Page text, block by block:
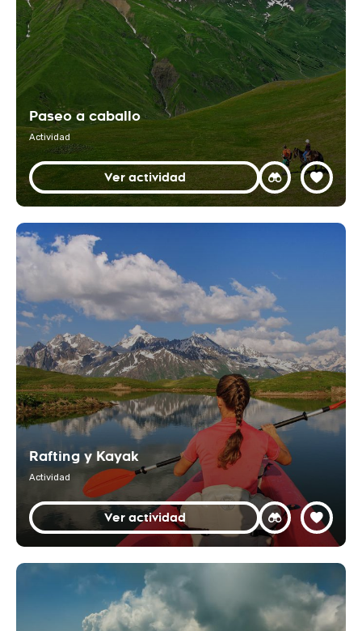
Paseo a caballo
Actividad
Ver actividad
Rafting y Kayak
Actividad
Ver actividad